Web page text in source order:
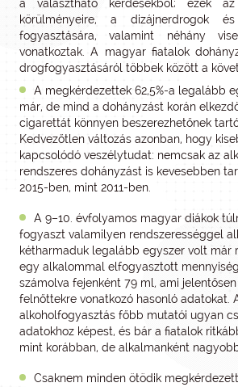
a választható kérdésekből; ezek az
körülményeire, a dizájnerdrogok
fogyasztására, valamint néhány
vonatkoztak. A magyar fiatalok
drogfogyasztásáról többek között a
A megkérdezettek 62,5%-a legalább
már, de mind a dohányzást korán
cigarettát könnyen beszerezhetőnek
Kedvezőtlen változás azonban, hogy
kapcsolódó veszélytudat: nemcsak az
rendszeres dohányzást is kevesebben
2015-ben, mint 2011-ben.
A 9–10. évfolyamos magyar diákok
fogyaszt valamilyen rendszerességgel
kétharmaduk legalább egyszer volt már
egy alkalommal elfogyasztott
számolva fejenként 79 ml, ami
felnőttekre vonatkozó hasonló adatokat.
alkoholfogyasztás főbb mutatói ugyan
adatokhoz képest, és bár a fiatalok
mint korábban, de alkalmanként
Csaknem minden ötödik